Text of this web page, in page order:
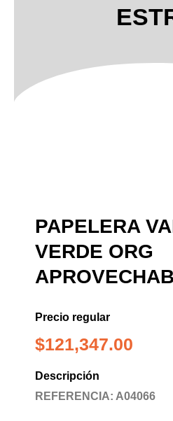
PAPELERA
VERDE ORG
Precio regular
$121,347.00
Descripción
REFERENCIA: A04066